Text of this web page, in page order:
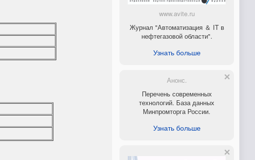
www.avite.ru
Журнал "Автоматизация ＆ IT в
нефтегазовой области".
Узнать больше
Анонс.
Перечень современных
технологий. База данных
Минпромторга России.
Узнать больше